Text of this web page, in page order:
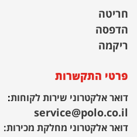
חריטה
הדפסה
ריקמה
פרטי התקשרות
דואר אלקטרוני שירות לקוחות:
service@polo.co.il
דואר אלקטרוני מחלקת מכירות: